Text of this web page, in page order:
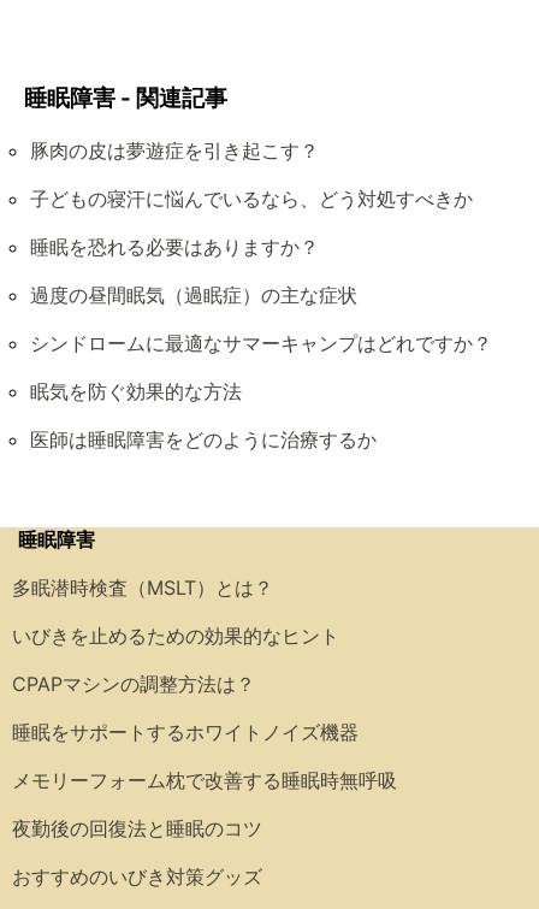
睡眠障害 - 関連記事
豚肉の皮は夢遊症を引き起こす？
子どもの寝汗に悩んでいるなら、どう対処すべきか
睡眠を恐れる必要はありますか？
過度の昼間眠気（過眠症）の主な症状
シンドロームに最適なサマーキャンプはどれですか？
眠気を防ぐ効果的な方法
医師は睡眠障害をどのように治療するか
睡眠障害
多眠潜時検査（MSLT）とは？
いびきを止めるための効果的なヒント
CPAPマシンの調整方法は？
睡眠をサポートするホワイトノイズ機器
メモリーフォーム枕で改善する睡眠時無呼吸
夜勤後の回復法と睡眠のコツ
おすすめのいびき対策グッズ